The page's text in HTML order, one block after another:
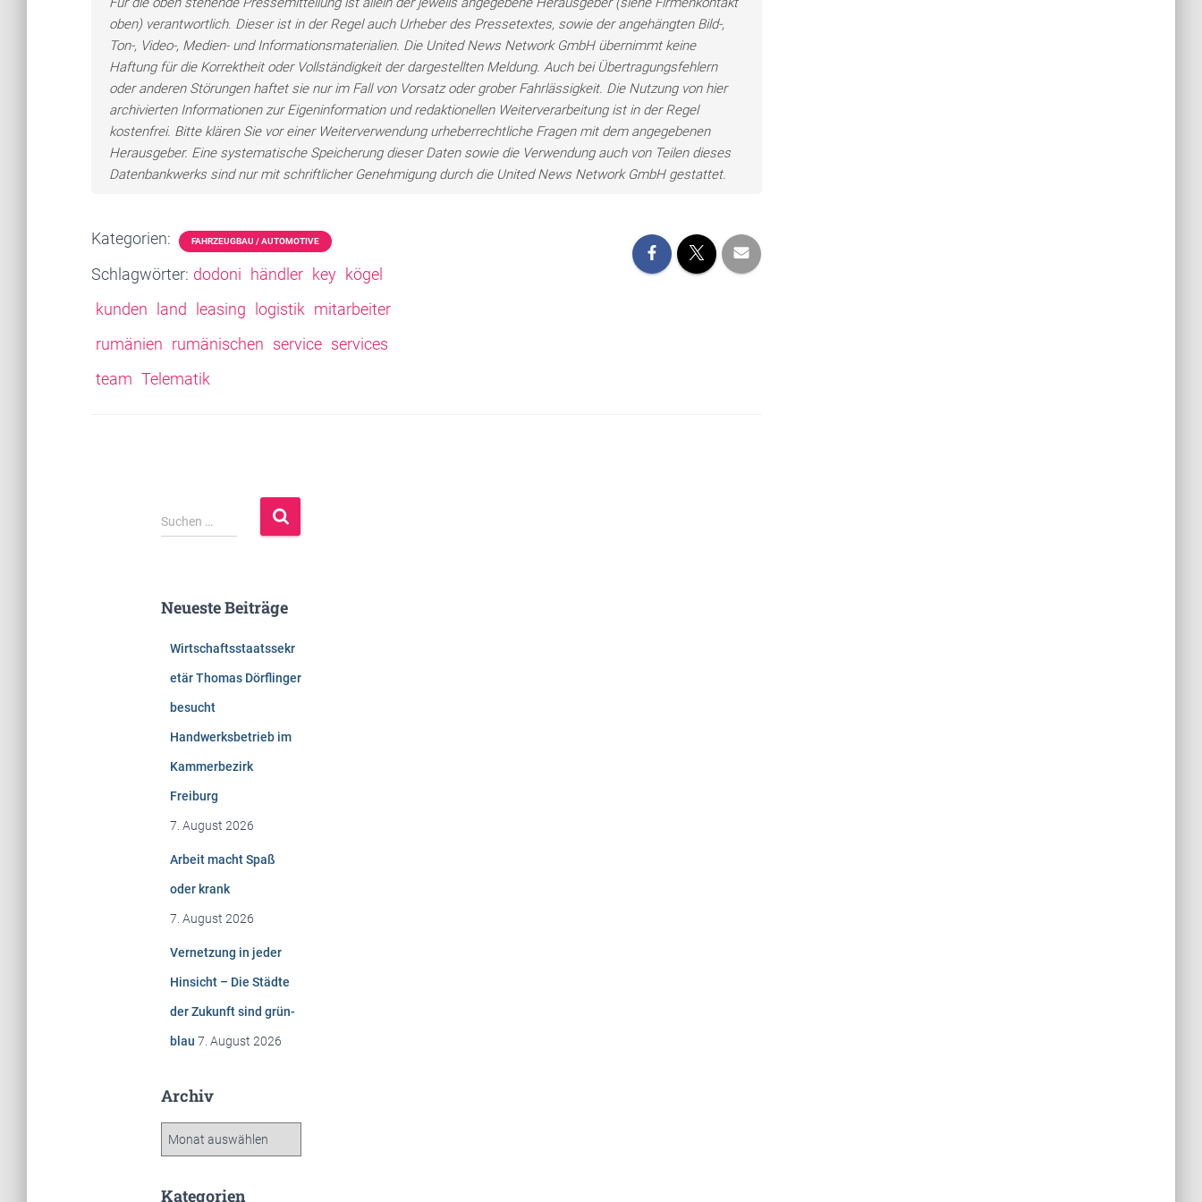
oben) verantwortlich. Dieser ist in der Regel auch Urheber des Pressetextes, sowie der angehängten Bild-,
Ton-, Video-, Medien- und Informationsmaterialien. Die United News Network GmbH übernimmt keine
Haftung für die Korrektheit oder Vollständigkeit der dargestellten Meldung. Auch bei Übertragungsfehlern
oder anderen Störungen haftet sie nur im Fall von Vorsatz oder grober Fahrlässigkeit. Die Nutzung von hier
archivierten Informationen zur Eigeninformation und redaktionellen Weiterverarbeitung ist in der Regel
kostenfrei. Bitte klären Sie vor einer Weiterverwendung urheberrechtliche Fragen mit dem angegebenen
Herausgeber. Eine systematische Speicherung dieser Daten sowie die Verwendung auch von Teilen dieses
Datenbankwerks sind nur mit schriftlicher Genehmigung durch die United News Network GmbH gestattet.
Kategorien: FAHRZEUGBAU / AUTOMOTIVE
Schlagwörter: dodoni händler key kögel
kunden
land leasing logistik mitarbeiter
rumänien rumänischen service services
team Telematik
S
u
n
Suchen …
Neueste Beiträge
Wirtschaftsstaatssekr
etär Thomas Dörflinger
besucht
Handwerksbetrieb im
Kammerbezirk
Freiburg
7. August 2026
Arbeit macht Spaß
oder krank
7. August 2026
Vernetzung in jeder
Hinsicht – Die Städte
der Zukunft sind grün-
blau 7. August 2026
Archiv
h
Kategorien